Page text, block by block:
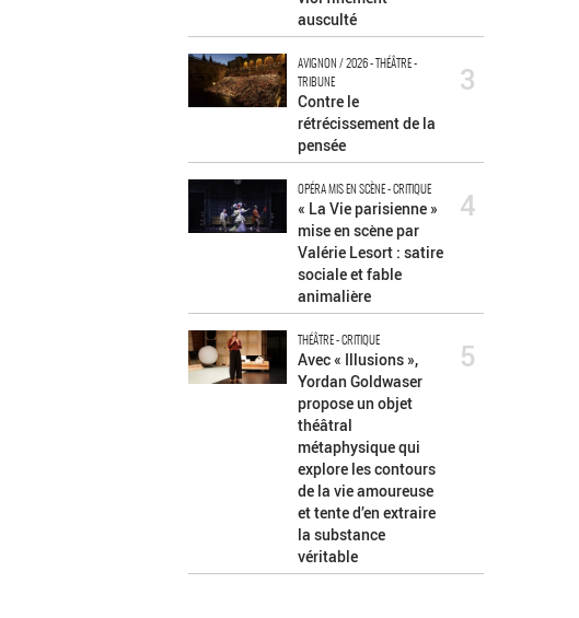
ausculté
AVIGNON / 2026 - THÉÂTRE -
TRIBUNE
Contre le
rétrécissement de la
pensée
3
OPÉRA MIS EN SCÈNE - CRITIQUE
« La Vie parisienne »
mise en scène par
Valérie Lesort : satire
sociale et fable
animalière
4
THÉÂTRE - CRITIQUE
Avec « Illusions »,
Yordan Goldwaser
propose un objet
théâtral
métaphysique qui
explore les contours
de la vie amoureuse
et tente d’en extraire
la substance
véritable
5